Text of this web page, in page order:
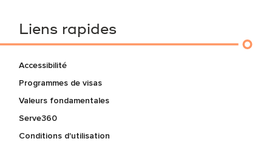
Liens rapides
Accessibilité
Programmes de visas
Valeurs fondamentales
Serve360
Conditions d'utilisation